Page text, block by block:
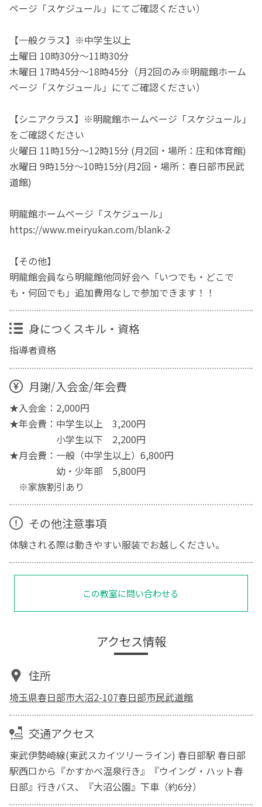
ページ「スケジュール」にてご確認ください）
【一般クラス】※中学生以上
土曜日 10時30分～11時30分
木曜日 17時45分～18時45分（月2回のみ※明龍館ホーム
ページ「スケジュール」にてご確認ください）
【シニアクラス】※明龍館ホームページ「スケジュール」
をご確認ください
火曜日 11時15分～12時15分 (月2回・場所：庄和体育館)
水曜日 9時15分～10時15分(月2回・場所：春日部市民武
道館)
明龍館ホームページ「スケジュール」
https://www.meiryukan.com/blank-2
【その他】
明龍館会員なら明龍館他同好会へ「いつでも・どこで
も・何回でも」追加費用なしで参加できます！！
身につくスキル・資格
指導者資格
月謝/入会金/年会費
★入会金：2,000円
★年会費：中学生以上 3,200円
小学生以下 2,200円
★月会費：一般（中学生以上）6,800円
幼・少年部 5,800円
※家族割引あり
その他注意事項
体験される際は動きやすい服装でお越しください。
この教室に問い合わせる
アクセス情報
住所
埼玉県春日部市大沼2-107春日部市民武道館
交通アクセス
東武伊勢崎線(東武スカイツリーライン) 春日部駅 春日部
駅西口から『かすかべ温泉行き』『ウイング・ハット春
日部』行きバス、『大沼公園』下車（約6分）